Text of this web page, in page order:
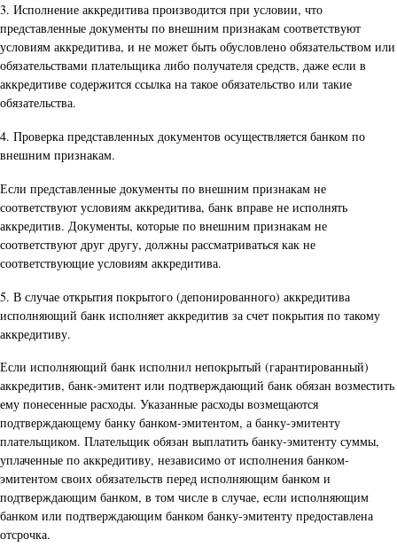
3. Исполнение аккредитива производится при условии, что
представленные документы по внешним признакам соответствуют
условиям аккредитива, и не может быть обусловлено обязательством или
обязательствами плательщика либо получателя средств, даже если в
аккредитиве содержится ссылка на такое обязательство или такие
обязательства.
4. Проверка представленных документов осуществляется банком по
внешним признакам.
Если представленные документы по внешним признакам не
соответствуют условиям аккредитива, банк вправе не исполнять
аккредитив. Документы, которые по внешним признакам не
соответствуют друг другу, должны рассматриваться как не
соответствующие условиям аккредитива.
5. В случае открытия покрытого (депонированного) аккредитива
исполняющий банк исполняет аккредитив за счет покрытия по такому
аккредитиву.
Если исполняющий банк исполнил непокрытый (гарантированный)
аккредитив, банк-эмитент или подтверждающий банк обязан возместить
ему понесенные расходы. Указанные расходы возмещаются
подтверждающему банку банком-эмитентом, а банку-эмитенту
плательщиком. Плательщик обязан выплатить банку-эмитенту суммы,
уплаченные по аккредитиву, независимо от исполнения банком-
эмитентом своих обязательств перед исполняющим банком и
подтверждающим банком, в том числе в случае, если исполняющим
банком или подтверждающим банком банку-эмитенту предоставлена
отсрочка.